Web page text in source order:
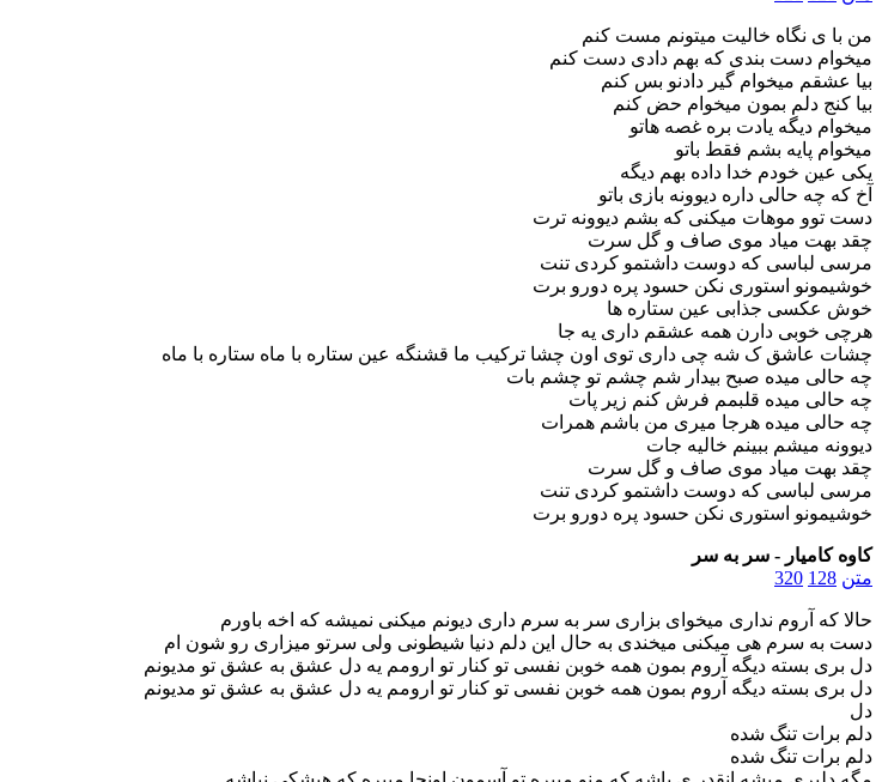
من با ی نگاه خالیت میتونم مست کنم
میخوام دست بندی که بهم دادی دست کنم
بیا عشقم میخوام گیر دادنو بس کنم
بیا کنج دلم بمون میخوام حض کنم
میخوام دیگه یادت بره غصه هاتو
میخوام پایه بشم فقط باتو
یکی عین خودم خدا داده بهم دیگه
آخ که چه حالی داره دیوونه بازی باتو
دست توو موهات میکنی که بشم دیوونه ترت
چقد بهت میاد موی صاف و گل سرت
مرسی لباسی که دوست داشتمو کردی تنت
خوشیمونو استوری نکن حسود پره دورو برت
خوش عکسی جذابی عین ستاره ها
هرچی خوبی دارن همه عشقم داری یه جا
چشات عاشق ک شه چی داری توی اون چشا ترکیب ما قشنگه عین ستاره با ماه ستاره با ماه
چه حالی میده صبح بیدار شم چشم تو چشم بات
چه حالی میده قلبمم فرش کنم زیر پات
چه حالی میده هرجا میری من باشم همرات
دیوونه میشم ببینم خالیه جات
چقد بهت میاد موی صاف و گل سرت
مرسی لباسی که دوست داشتمو کردی تنت
خوشیمونو استوری نکن حسود پره دورو برت
کاوه کامیار - سر به سر
متن 128
320
حالا که آروم نداری میخوای بزاری سر به سرم داری دیونم میکنی نمیشه که اخه باورم
دست به سرم هی میکنی میخندی به حال این دلم دنیا شیطونی ولی سرتو میزاری رو شون ام
دل بری بسته دیگه آروم بمون همه خوبن نفسی تو کنار تو ارومم یه دل عشق به عشق تو مدیونم
دل بری بسته دیگه آروم بمون همه خوبن نفسی تو کنار تو ارومم یه دل عشق به عشق تو مدیونم
دل
دلم برات تنگ شده
دلم برات تنگ شده